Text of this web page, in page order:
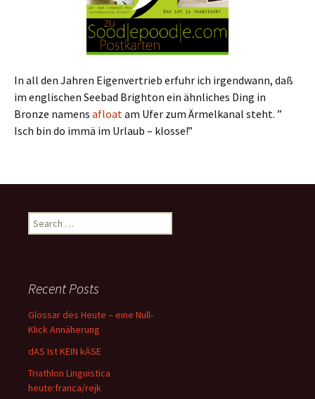
In all den Jahren Eigenvertrieb erfuhr ich irgendwann, daß
im englischen Seebad Brighton ein ähnliches Ding in
Bronze namens afloatam Ufer zum Ärmelkanal steht. ”
Isch bin do immä im Urlaub – klosse!”
Search
for:
Recent Posts
Glossar des Heute – eine Null-
Klick Annäherung
dAS Ist KEIN kÄSE
Triathlon Linguistica
heute:franca/rejk